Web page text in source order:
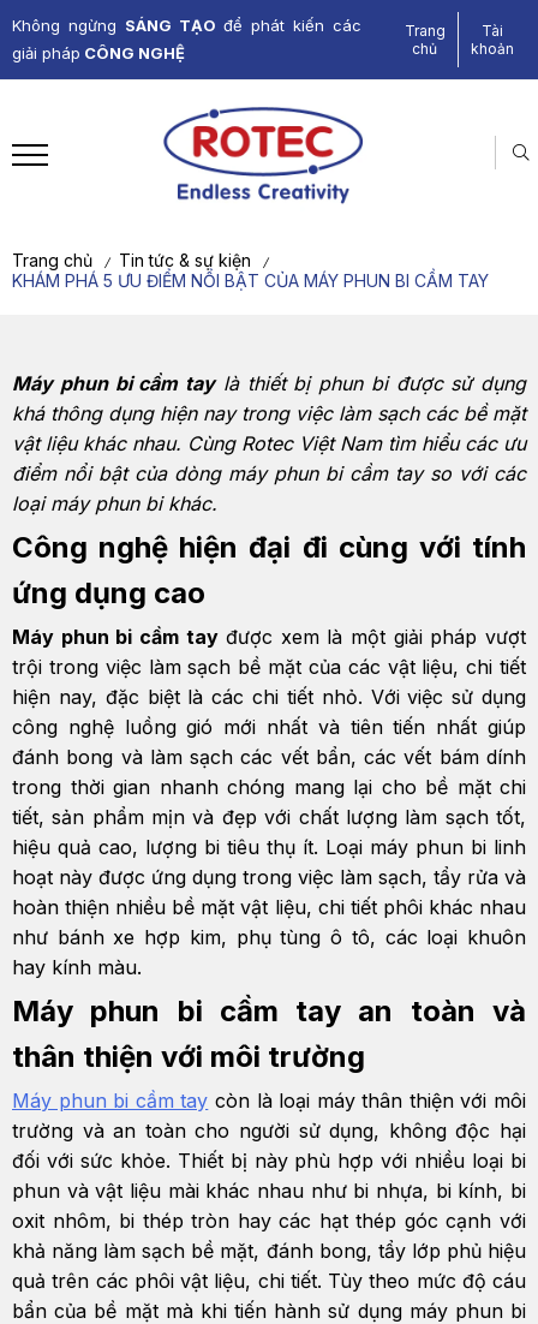
Không ngừng SÁNG TẠO để phát kiến các
giải pháp CÔNG NGHỆ
Trang
chủ
Tài
khoản
Trang chủ / Tin tức & sự kiện /
KHÁM PHÁ 5 ƯU ĐIỂM NỔI BẬT CỦA MÁY PHUN BI CẦM TAY
Máy phun bi cầm taylà thiết bị phun bi được sử dụng
khá thông dụng hiện nay trong việc làm sạch các bề mặt
vật liệu khác nhau. Cùng Rotec Việt Nam tìm hiểu các ưu
điểm nổi bật của dòng máy phun bi cầm tay so với các
loại máy phun bi khác.
Công nghệ hiện đại đi cùng với tính
ứng dụng cao
Máy phun bi cầm tayđược xem là một giải pháp vượt
trội trong việc làm sạch bề mặt của các vật liệu, chi tiết
hiện nay, đặc biệt là các chi tiết nhỏ. Với việc sử dụng
công nghệ luồng gió mới nhất và tiên tiến nhất giúp
đánh bong và làm sạch các vết bẩn, các vết bám dính
trong thời gian nhanh chóng mang lại cho bề mặt chi
tiết, sản phẩm mịn và đẹp với chất lượng làm sạch tốt,
hiệu quả cao, lượng bi tiêu thụ ít. Loại máy phun bi linh
hoạt này được ứng dụng trong việc làm sạch, tẩy rửa và
hoàn thiện nhiều bề mặt vật liệu, chi tiết phôi khác nhau
như bánh xe hợp kim, phụ tùng ô tô, các loại khuôn
hay kính màu.
Máy phun bi cầm tay an toàn và
thân thiện với môi trường
Máy phun bi cầm tay còn là loại máy thân thiện với môi
trường và an toàn cho người sử dụng, không độc hại
đối với sức khỏe. Thiết bị này phù hợp với nhiều loại bi
phun và vật liệu mài khác nhau như bi nhựa, bi kính, bi
oxit nhôm, bi thép tròn hay các hạt thép góc cạnh với
khả năng làm sạch bề mặt, đánh bong, tẩy lớp phủ hiệu
quả trên các phôi vật liệu, chi tiết. Tùy theo mức độ cáu
bẩn của bề mặt mà khi tiến hành sử dụng máy phun bi